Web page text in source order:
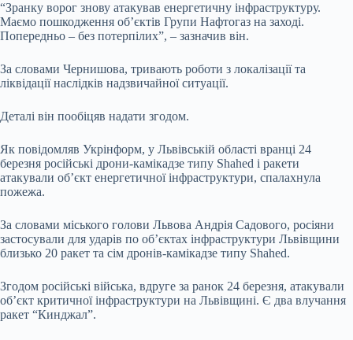
“Зранку ворог знову атакував енергетичну інфраструктуру.
Маємо пошкодження обʼєктів Групи Нафтогаз на заході.
Попередньо – без потерпілих”, – зазначив він.
За словами Чернишова, тривають роботи з локалізації та
ліквідації наслідків надзвичайної ситуації.
Деталі він пообіцяв надати згодом.
Як повідомляв Укрінформ, у Львівській області вранці 24
березня російські дрони-камікадзе типу Shahed і ракети
атакували обʼєкт енергетичної інфраструктури, спалахнула
пожежа.
За словами міського голови Львова Андрія Садового, росіяни
застосували для ударів по об’єктах інфраструктури Львівщини
близько 20 ракет та сім дронів-камікадзе типу Shahed.
Згодом російські війська, вдруге за ранок 24 березня, атакували
об’єкт критичної інфраструктури на Львівщині. Є два влучання
ракет “Кинджал”.